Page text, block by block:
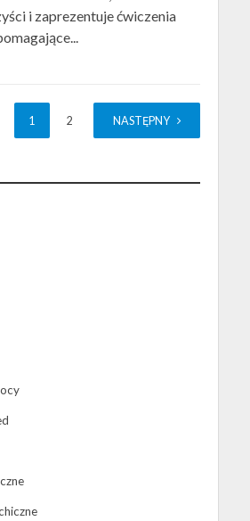
i zaprezentuje ćwiczenia
1 2 NASTĘPNY